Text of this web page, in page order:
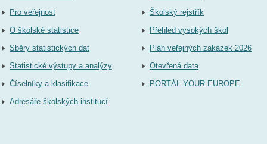
Pro veřejnost
O školské statistice
Sběry statistických dat
Statistické výstupy a analýzy
Číselníky a klasifikace
Adresáře školských institucí
Školský rejstřík
Přehled vysokých škol
Plán veřejných zakázek 2026
Otevřená data
PORTÁL YOUR EUROPE